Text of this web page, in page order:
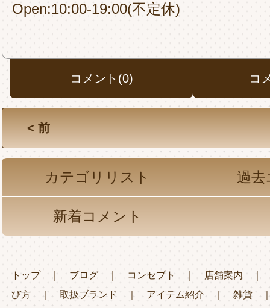
Open:10:00-19:00(不定休)
コメント(0) コ
< 前
カテゴリリスト 過
新着コメント
トップ｜ ブログ コンセプト 店舗案内
び方 ｜ 取扱ブランド ｜ アイテム紹介 ｜ 雑貨